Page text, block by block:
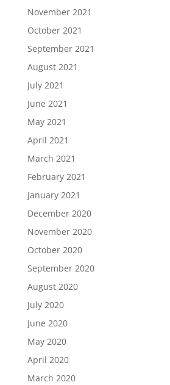
November 2021
October 2021
September 2021
August 2021
July 2021
June 2021
May 2021
April 2021
March 2021
February 2021
January 2021
December 2020
November 2020
October 2020
September 2020
August 2020
July 2020
June 2020
May 2020
April 2020
March 2020